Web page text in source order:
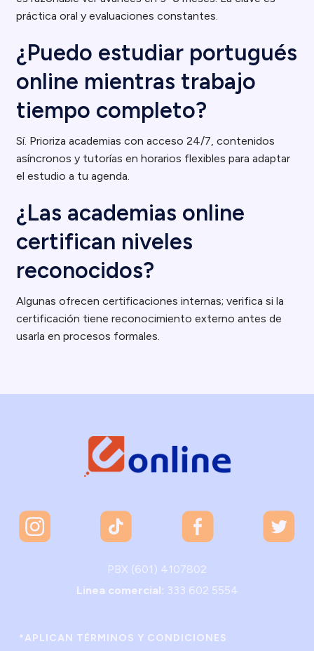
práctica oral y evaluaciones constantes.
¿Puedo estudiar portugués
online mientras trabajo
tiempo completo?
Sí. Prioriza academias con acceso 24/7, contenidos
asíncronos y tutorías en horarios flexibles para adaptar
el estudio a tu agenda.
¿Las academias online
certifican niveles
reconocidos?
Algunas ofrecen certificaciones internas; verifica si la
certificación tiene reconocimiento externo antes de
usarla en procesos formales.
PBX (601) 4107802
Linea comercial: 333 602 5554
*APLICAN TÉRMINOS Y CONDICIONES